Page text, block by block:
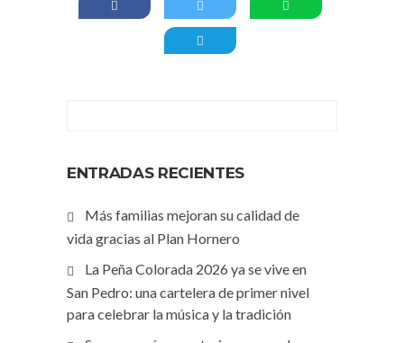
ENTRADAS RECIENTES
Más familias mejoran su calidad de
vida gracias al Plan Hornero
La Peña Colorada 2026 ya se vive en
San Pedro: una cartelera de primer nivel
para celebrar la música y la tradición